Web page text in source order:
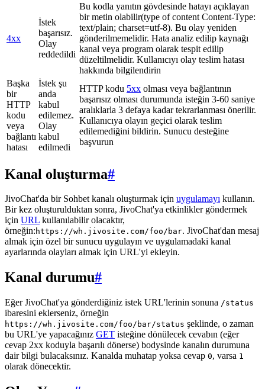
4xx
İstek
başarısız.
Olay
reddedildi
Bu kodla yanıtın gövdesinde hatayı açıklayan
bir metin olabilir(type of content Content-Type:
text/plain; charset=utf-8). Bu olay yeniden
gönderilmemelidir. Hata analiz edilip kaynağı
kanal veya program olarak tespit edilip
düzeltilmelidir. Kullanıcıyı olay teslim hatası
hakkında bilgilendirin
Başka
bir
HTTP
kodu
veya
bağlantı
hatası
İstek şu
anda
kabul
edilemez.
Olay
kabul
edilmedi
HTTP kodu 5xx olması veya bağlantının
başarısız olması durumunda isteğin 3-60 saniye
aralıklarla 3 defaya kadar tekrarlanması önerilir.
Kullanıcıya olayın geçici olarak teslim
edilemediğini bildirin. Sunucu desteğine
başvurun
Kanal oluşturma#
JivoChat'da bir Sohbet kanalı oluşturmak için uygulamayı kullanın.
Bir kez oluşturulduktan sonra, JivoChat'ya etkinlikler göndermek
için URL kullanılabilir olacaktır,
örneğin: https://wh.jivosite.com/foo/bar. JivoChat'dan mesaj
almak için özel bir sunucu uygulayın ve uygulamadaki kanal
ayarlarında olayları almak için URL'yi ekleyin.
Kanal durumu#
Eğer JivoChat'ya gönderdiğiniz istek URL'lerinin sonuna /status
ibaresini eklerseniz, örneğin
https://wh.jivosite.com/foo/bar/status şeklinde, o zaman
bu URL'ye yapacağınız GET isteğine dönülecek cevabın (eğer
cevap 2xx koduyla başarılı dönerse) bodysinde kanalın durumuna
dair bilgi bulacaksınız. Kanalda muhatap yoksa cevap 0, varsa 1
olarak dönecektir.